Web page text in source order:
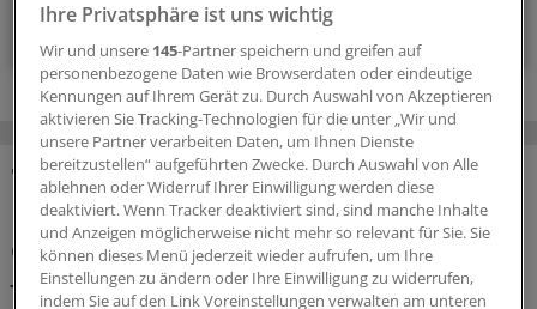
Zum Abonnieren bitte anmelden
MEHR ZUM THEMA
Oft spät diagnostiziert und verzögert behandelt
Juvenile idiopathische Arthritis: Bereits Babys
können Rheuma bekommen
Ihre Privatsphäre ist uns wichtig
Wir und unsere 145-Partner speichern und greifen auf
personenbezogene Daten wie Browserdaten oder eindeutige
Kennungen auf Ihrem Gerät zu. Durch Auswahl von Akzeptieren
aktivieren Sie Tracking-Technologien für die unter „Wir und
unsere Partner verarbeiten Daten, um Ihnen Dienste
bereitzustellen“ aufgeführten Zwecke. Durch Auswahl von Alle
ablehnen oder Widerruf Ihrer Einwilligung werden diese
deaktiviert. Wenn Tracker deaktiviert sind, sind manche Inhalte
und Anzeigen möglicherweise nicht mehr so relevant für Sie. Sie
können dieses Menü jederzeit wieder aufrufen, um Ihre
Einstellungen zu ändern oder Ihre Einwilligung zu widerrufen,
indem Sie auf den Link Voreinstellungen verwalten am unteren